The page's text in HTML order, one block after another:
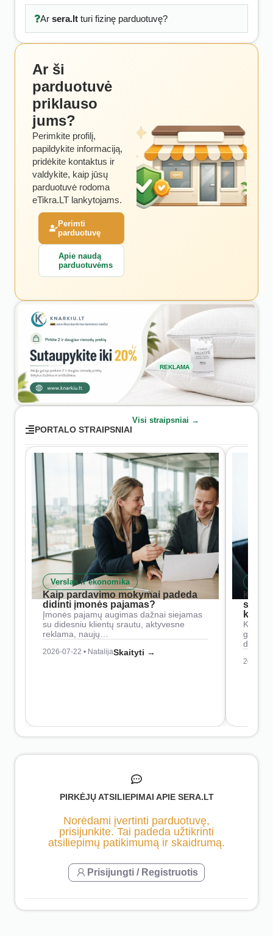
Ar sera.ltturi fizinę parduotuvę?
Ar ši
parduotuvė
priklauso
jums?
Perimkite profilį,
papildykite informaciją,
pridėkite kontaktus ir
valdykite, kaip jūsų
parduotuvė rodoma
eTikra.LT lankytojams.
Perimti
parduotuvę
Apie naudą
parduotuvėms
REKLAMA
PORTALO STRAIPSNIAI
Visi straipsniai →
Verslas ir ekonomika
Kaip pardavimo mokymai padeda
didinti įmonės pajamas?
Įmonės pajamų augimas dažnai siejamas
su didesniu klientų srautu, aktyvesne
reklama, naujų…
2026-07-22 • NatalijaSkaityti →
Kaip
2026-
PIRKĖJŲ ATSILIEPIMAI APIE SERA.LT
Norėdami įvertinti parduotuvę,
prisijunkite. Tai padeda užtikrinti
atsiliepimų patikimumą ir skaidrumą.
Prisijungti / Registruotis